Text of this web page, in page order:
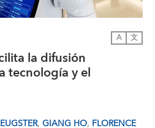
A 文
la difusión
tecnología y el
, GIANG HO, FLORENCE